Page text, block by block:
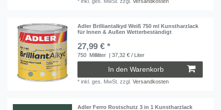
Adler Brilliantalkyd Weiß 750 ml Kunstharzlack
für Innen & Außen Wetterbeständigt
27,99 € *
750 Milliliter | 37,32 € / Liter
In den Warenkorb
*inkl. ges. MwSt. zzgl.Versandkosten
Adler Ferro Rostschutz 3 in 1 Kunstharzlack